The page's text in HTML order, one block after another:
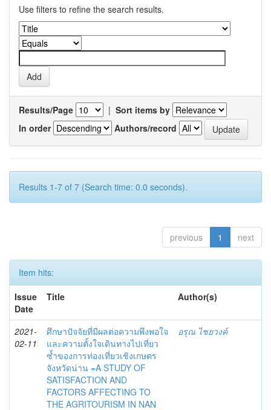
Use filters to refine the search results.
Results/Page | Sort items by
In order
Authors/record
Results 1-7 of 7 (Search time: 0.0 seconds).
previous 1 next
Item hits:
Issue
Date
Title Author(s)
2021-
02-11
ศึกษาปัจจัยที่มีผลต่อความพึงพอใจ
และความตั้งใจเดินทางไปเที่ยว
ซ้ำของการท่องเที่ยวเชิงเกษตร
จังหวัดน่าน =A STUDY OF
SATISFACTION AND
FACTORS AFFECTING TO
THE AGRITOURISM IN NAN
อรุณ ไชยวงค์